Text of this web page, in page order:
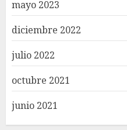
mayo 2023
diciembre 2022
julio 2022
octubre 2021
junio 2021